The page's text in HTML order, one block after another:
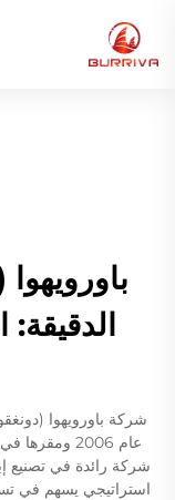
شركة باورويهوا
عام 2006
شركة رائدة في تصنيع
استراتيجي يسهم في